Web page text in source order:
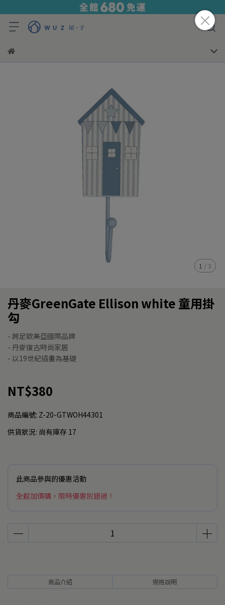
1 / 3
丹麥GreenGate Ellison white 童用掛
勾
- 跨足歐美亞國際品牌
- 丹麥復古時尚家居
- 以19世紀插畫為基礎
NT$380
商品編號: Z-20-GTWOH44301
供貨狀況: 尚有庫存 17
此商品參與的優惠活動
全館加價購，限時優惠別錯過！
商品介紹 規格說明